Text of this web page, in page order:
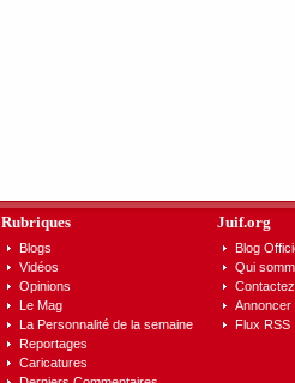
Rubriques
Blogs
Vidéos
Opinions
Le Mag
La Personnalité de la semaine
Reportages
Caricatures
Juif.org
Blog
Qui
Annoncer
Flux RSS